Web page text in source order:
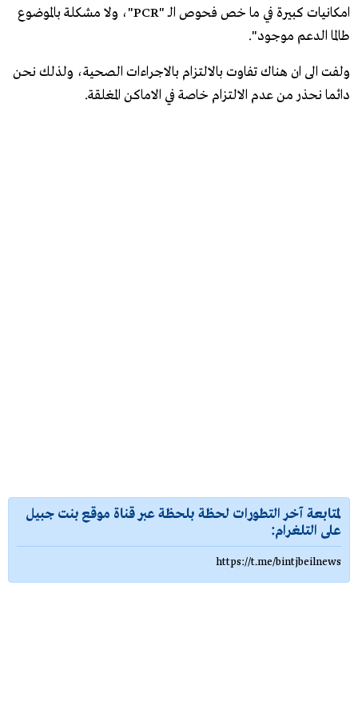
امكانيات كبيرة في ما خص فحوص الـ "PCR"، ولا مشكلة بالموضوع
طالما الدعم موجود".
ولفت الى ان هناك تفاوت بالالتزام بالاجراءات الصحية، ولذلك نحن
دائما نحذر من عدم الالتزام خاصة في الاماكن المغلقة.
لمتابعة آخر التطورات لحظة بلحظة عبر قناة موقع بنت جبيل
على التلغرام:
https://t.me/bintjbeilnews